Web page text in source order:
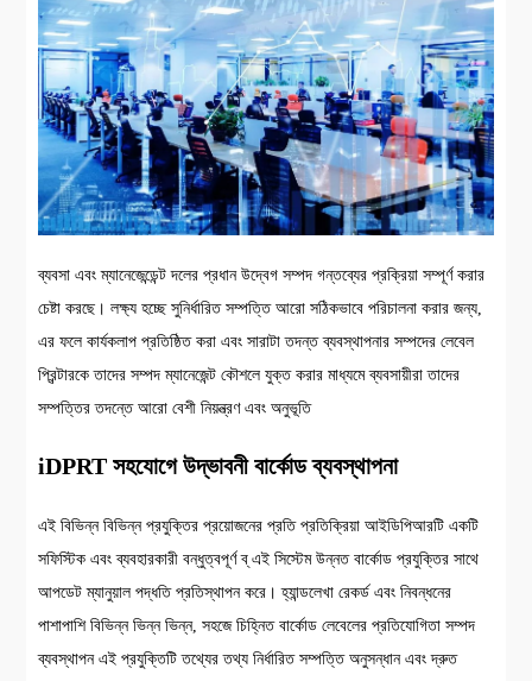
ব্যবসা এবং ম্যানেজেন্ডেন্ট দলের প্রধান উদ্বেগ সম্পদ গন্তব্যের প্রক্রিয়া সম্পূর্ণ করার
চেষ্টা করছে। লক্ষ্য হচ্ছে সুনির্ধারিত সম্পত্তি আরো সঠিকভাবে পরিচালনা করার জন্য,
এর ফলে কার্যকলাপ প্রতিষ্ঠিত করা এবং সারাটা তদন্ত ব্যবস্থাপনার সম্পদের লেবেল
প্রিন্টারকে তাদের সম্পদ ম্যানেজেন্ট কৌশলে যুক্ত করার মাধ্যমে ব্যবসায়ীরা তাদের
সম্পত্তির তদন্তে আরো বেশী নিয়ন্ত্রণ এবং অনুভূতি
iDPRT সহযোগে উদ্ভাবনী বার্কোড ব্যবস্থাপনা
এই বিভিন্ন বিভিন্ন প্রযুক্তির প্রয়োজনের প্রতি প্রতিক্রিয়া আইডিপিআরটি একটি
সফিস্টিক এবং ব্যবহারকারী বন্ধুত্বপূর্ণ ব্ এই সিস্টেম উন্নত বার্কোড প্রযুক্তির সাথে
আপডেট ম্যানুয়াল পদ্ধতি প্রতিস্থাপন করে। হ্যান্ডলেখা রেকর্ড এবং নিবন্ধনের
পাশাপাশি বিভিন্ন ভিন্ন ভিন্ন, সহজে চিহ্নিত বার্কোড লেবেলের প্রতিযোগিতা সম্পদ
ব্যবস্থাপন এই প্রযুক্তিটি তথ্যের তথ্য নির্ধারিত সম্পত্তি অনুসন্ধান এবং দ্রুত